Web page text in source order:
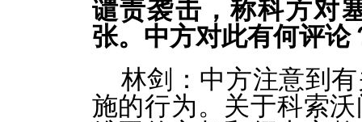
谴责袭击，称科方对
张。中方对此有何评论
林剑： 中方注意到
施的行为。关于科索